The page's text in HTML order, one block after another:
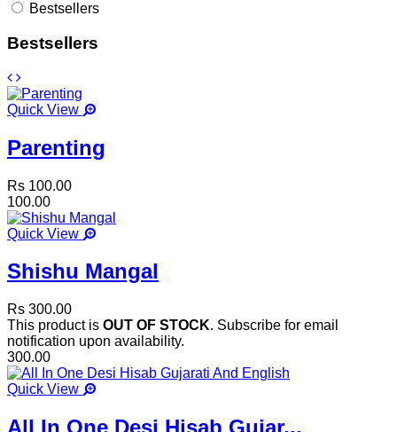
Bestsellers
Bestsellers
Quick View
Parenting
Rs 100.00
100.00
Quick View
Shishu Mangal
Rs 300.00
This product is OUT OF STOCK. Subscribe for email
notification upon availability.
300.00
Quick View